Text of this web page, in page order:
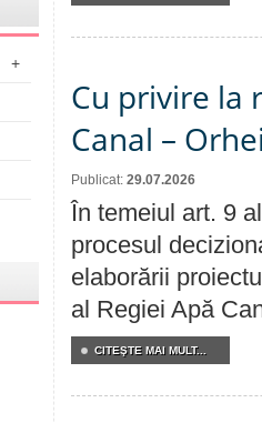
+
Cu privire la
Canal –
Publicat: 29.07.2026
În temeiul art. 9
procesul
elaborării
al Regiei Apă
CITEŞTE MAI MULT...